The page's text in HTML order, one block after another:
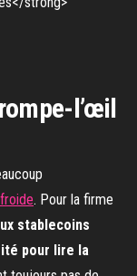
l’œil
. Pour la firme
stablecoins
pour lire la